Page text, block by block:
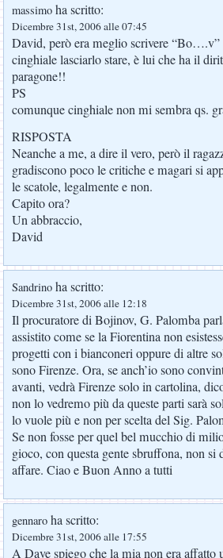
massimo ha scritto:
Dicembre 31st, 2006 alle 07:45
David, però era meglio scrivere
cinghiale lasciarlo stare, è lui che ha il
paragone!!
PS
comunque cinghiale non mi sembra qs.
RISPOSTA
Neanche a me, a dire il vero, però il
gradiscono poco le critiche e magari si
le scatole, legalmente e non.
Capito ora?
Un abbraccio,
David
Sandrino ha scritto:
Dicembre 31st, 2006 alle 12:18
Il procuratore di Bojinov, G. Palomba
assistito come se la Fiorentina non
progetti con i bianconeri oppure di altre
sono Firenze. Ora, se anch’io sono
avanti, vedrà Firenze solo in cartolina,
non lo vedremo più da queste parti sarà
lo vuole più e non per scelta del Sig.
Se non fosse per quel bel mucchio di
gioco, con questa gente sbruffona, non si
affare. Ciao e Buon Anno a tutti
gennaro ha scritto:
Dicembre 31st, 2006 alle 17:55
A Dave spiego che la mia non era affatto